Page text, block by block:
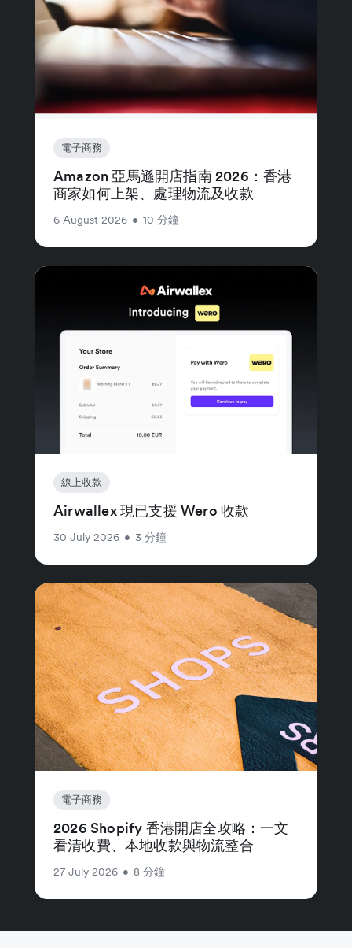
電子商務
Amazon 亞馬遜開店指南 2026：香港
商家如何上架、處理物流及收款
6 August 2026 • 10 分鐘
線上收款
Airwallex 現已支援 Wero 收款
30 July 2026 • 3 分鐘
電子商務
2026 Shopify 香港開店全攻略：一文
看清收費、本地收款與物流整合
27 July 2026 • 8 分鐘